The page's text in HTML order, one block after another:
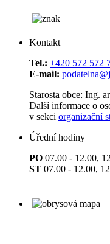
Kontakt
Tel.: +420 572 572
E-mail:
Starosta obce: Ing.
Další informace o
v sekci organizační
Úřední hodiny
PO 07.00 - 12.00,
ST 07.00 - 12.00,